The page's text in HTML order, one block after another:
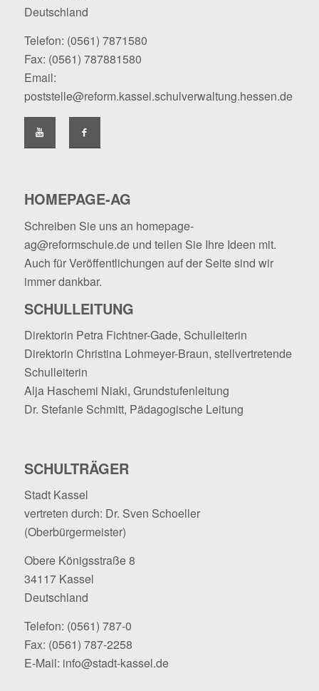
Deutschland
Telefon: (0561) 7871580
Fax: (0561) 787881580
Email:
poststelle@reform.kassel.schulverwaltung.hessen.de
HOMEPAGE-AG
Schreiben Sie uns an homepage-
ag@reformschule.deund teilen Sie Ihre Ideen mit.
Auch für Veröffentlichungen auf der Seite sind wir
immer dankbar.
SCHULLEITUNG
Direktorin Petra Fichtner-Gade, Schulleiterin
Direktorin Christina Lohmeyer-Braun, stellvertretende
Schulleiterin
Alja Haschemi Niaki, Grundstufenleitung
Dr. Stefanie Schmitt, Pädagogische Leitung
SCHULTRÄGER
Stadt Kassel
vertreten durch: Dr. Sven Schoeller
(Oberbürgermeister)
Obere Königsstraße 8
34117 Kassel
Deutschland
Telefon: (0561) 787-0
Fax: (0561) 787-2258
E-Mail: info@stadt-kassel.de